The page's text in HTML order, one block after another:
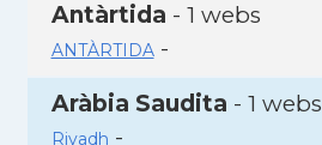
Antàrtida - 1 webs
ANTÀRTIDA-
Aràbia Saudita - 1 webs
Riyadh -